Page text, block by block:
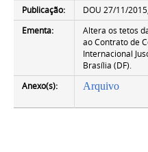
Publicação:
DOU 27/11/
Ementa:
Altera os tetos
ao Contrato de
Internacional
Brasília (DF).
Anexo(s):
Arquivo